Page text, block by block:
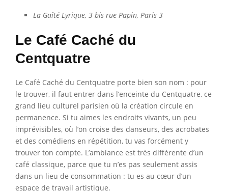
La Gaîté Lyrique, 3 bis rue Papin, Paris 3
Le Café Caché du
Centquatre
Le Café Caché du Centquatre porte bien son nom : pour
le trouver, il faut entrer dans l’enceinte du Centquatre, ce
grand lieu culturel parisien où la création circule en
permanence. Si tu aimes les endroits vivants, un peu
imprévisibles, où l’on croise des danseurs, des acrobates
et des comédiens en répétition, tu vas forcément y
trouver ton compte. L’ambiance est très différente d’un
café classique, parce que tu n’es pas seulement assis
dans un lieu de consommation : tu es au cœur d’un
espace de travail artistique.